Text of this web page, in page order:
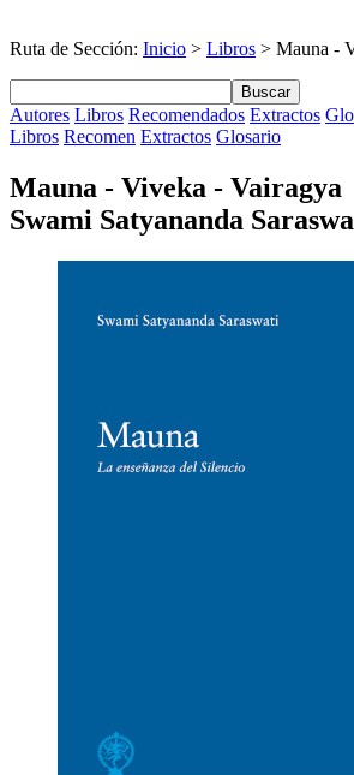
Ruta de Sección: Inicio > Libros > Mauna -
Buscar
Autores Libros Recomendados Extractos
Libros Recomen Extractos Glosario
Mauna - Viveka - Vairagya
Swami Satyananda